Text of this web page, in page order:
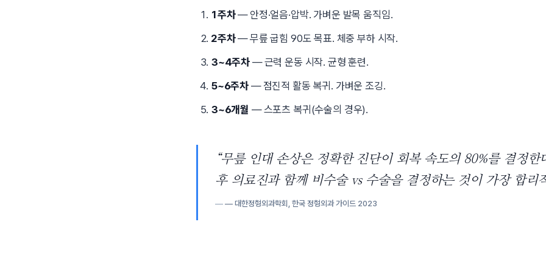
1주차— 안정·얼음·압박. 가벼운 발목 움직임.
2주차— 무릎 굽힘 90도 목표. 체중 부하 시작.
3~4주차 — 근력 운동 시작. 균형 훈련.
5~6주차 — 점진적 활동 복귀. 가벼운 조깅.
3~6개월 — 스포츠 복귀(수술의 경우).
“무릎 인대 손상은 정확한 진단이 회복 속도의 80%를 결정
후 의료진과 함께 비수술 vs 수술을 결정하는 것이 가장 합리
— 대한정형외과학회, 한국 정형외과 가이드 2023